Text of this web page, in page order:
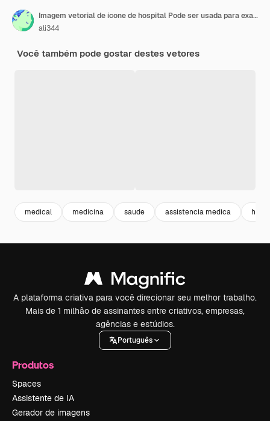
Imagem vetorial de ícone de hospital Pode ser usada para exame de saúde
ali344
Você também pode gostar destes vetores
medical medicina saude assistencia medica
A plataforma criativa para você direcionar seu melhor trabalho.
Mais de 1 milhão de assinantes entre criativos, empresas,
agências e estúdios.
Português
Produtos
Spaces
Assistente de IA
Gerador de imagens